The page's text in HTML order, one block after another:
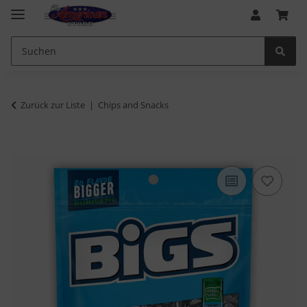
Zurück zur Liste Chips and Snacks